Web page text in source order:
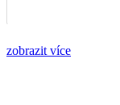
zobrazit více